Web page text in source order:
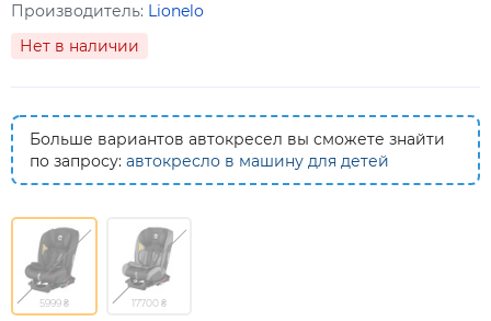
Производитель: Lionelo
Нет в наличии
Больше вариантов автокресел вы сможете знайти
по запросу: автокресло в машину для детей
5999 ₴ 17700 ₴